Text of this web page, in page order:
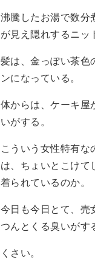
沸騰したお湯で数分
が見え隠れするニッ
髪は、金っぽい茶色
ンになっている。
体からは、ケーキ屋
いがする。
こういう女性特有
は、ちょいとこけ
着られているのか。
今日も今日とて、売
つんとくる臭いがす
くさい。